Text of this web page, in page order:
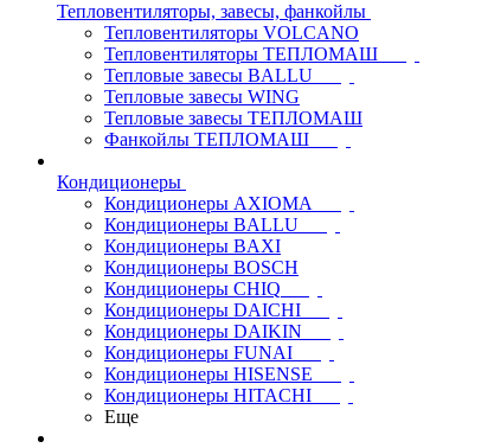
Тепловентиляторы, завесы, фанкойлы
Тепловентиляторы VOLCANO
Тепловентиляторы ТЕПЛОМАШ
Тепловые завесы BALLU
Тепловые завесы WING
Тепловые завесы ТЕПЛОМАШ
Фанкойлы ТЕПЛОМАШ
Кондиционеры
Кондиционеры AXIOMA
Кондиционеры BALLU
Кондиционеры BAXI
Кондиционеры BOSCH
Кондиционеры CHIQ
Кондиционеры DAICHI
Кондиционеры DAIKIN
Кондиционеры FUNAI
Кондиционеры HISENSE
Кондиционеры HITACHI
Еще